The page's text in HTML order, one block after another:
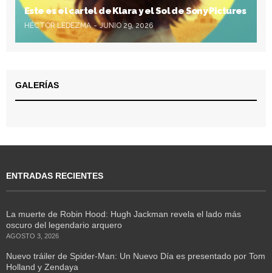
Este es el cartel de Klara y el Sol de Sony Pictures
HÉCTOR LEDEZMA JUNIO 29, 2026
GALERÍAS
ENTRADAS RECIENTES
La muerte de Robin Hood: Hugh Jackman revela el lado más
oscuro del legendario arquero
AGOSTO 3, 2026
Nuevo tráiler de Spider-Man: Un Nuevo Día es presentado por Tom
Holland y Zendaya